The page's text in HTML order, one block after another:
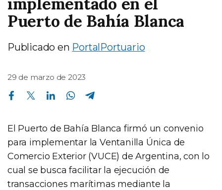
Puerto de Bahía Blanca
Publicado en PortalPortuario
29 de marzo de 2023
Compartir en Facebook Compartir en Twitter Compartir en Linkedin Compartir en Whatsapp
El Puerto de Bahía Blanca firmó un convenio
para implementar la Ventanilla Única de
Comercio Exterior (VUCE) de Argentina, con lo
cual se busca facilitar la ejecución de
transacciones marítimas mediante la